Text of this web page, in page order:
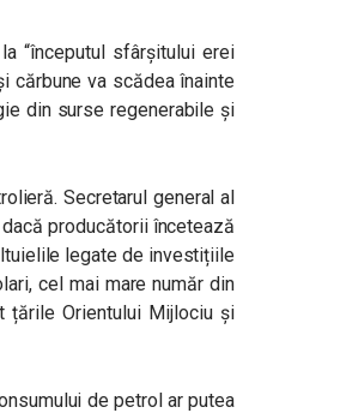
“începutul sfârșitului erei
cărbune va scădea înainte
din surse regenerabile și
Secretarul general al
producătorii încetează
legate de investițiile
cel mai mare număr din
țările Orientului Mijlociu și
de petrol ar putea